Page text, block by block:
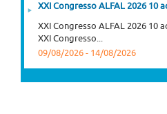
XXI Congresso ALFAL 2026 10
XXI Congresso ALFAL 2026 10
XXI Congresso...
09/08/2026 - 14/08/2026